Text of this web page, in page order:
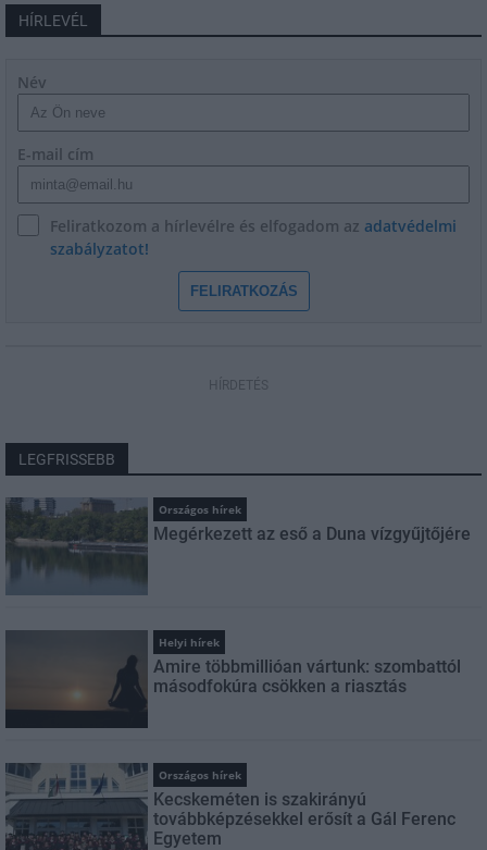
HÍRLEVÉL
Név
E-mail cím
Feliratkozom a hírlevélre és elfogadom az adatvédelmi
szabályzatot!
FELIRATKOZÁS
HÍRDETÉS
LEGFRISSEBB
Országos hírek
Megérkezett az eső a Duna vízgyűjtőjére
Helyi hírek
Amire többmillióan vártunk: szombattól
másodfokúra csökken a riasztás
Országos hírek
Kecskeméten is szakirányú
továbbképzésekkel erősít a Gál Ferenc
Egyetem